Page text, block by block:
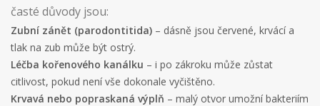
časté důvody jsou:
Zubní zánět (parodontitida) – dásně jsou červené, krvácí a
tlak na zub může být ostrý.
Léčba kořenového kanálku – i po zákroku může zůstat
citlivost, pokud není vše dokonale vyčištěno.
Krvavá nebo popraskaná výplň – malý otvor umožní bakteriím